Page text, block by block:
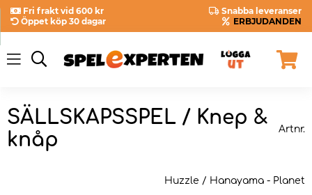
Fri frakt vid 600 kr
Snabba leveranser
Öppet köp 30 dagar
ERBJUDANDEN
SÄLLSKAPSSPEL / Knep &
knåp
Artnr.
Huzzle / Hanayama - Planet